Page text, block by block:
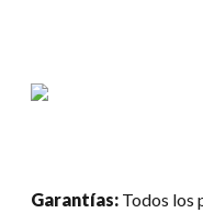
Garantías: Todos los